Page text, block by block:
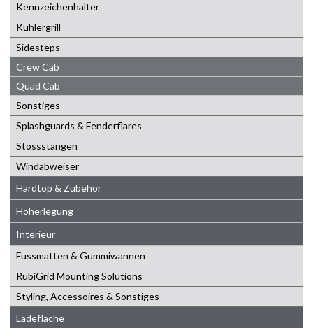
Kennzeichenhalter
Kühlergrill
Sidesteps
Crew Cab
Quad Cab
Sonstiges
Splashguards & Fenderflares
Stossstangen
Windabweiser
Hardtop & Zubehör
Höherlegung
Interieur
Fussmatten & Gummiwannen
RubiGrid Mounting Solutions
Styling, Accessoires & Sonstiges
Ladefläche